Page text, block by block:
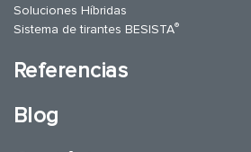
Soluciones Híbridas
Sistema de tirantes BESISTA®
Referencias
Blog